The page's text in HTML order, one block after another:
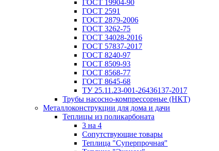
ГОСТ 19904-90
ГОСТ 2591
ГОСТ 2879-2006
ГОСТ 3262-75
ГОСТ 34028-2016
ГОСТ 57837-2017
ГОСТ 8240-97
ГОСТ 8509-93
ГОСТ 8568-77
ГОСТ 8645-68
ТУ 25.11.23-001-26436137-2017
Трубы насосно-компрессорные (НКТ)
Металлоконструкции для дома и дачи
Теплицы из поликарбоната
3 на 4
Сопутствующие товары
Теплица "Суперпрочная"